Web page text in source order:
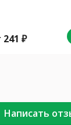
241 ₽
Написать